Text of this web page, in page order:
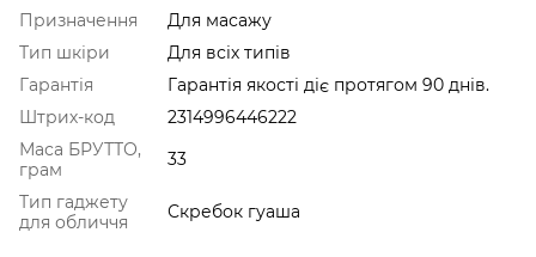
Призначення
Для масажу
Тип шкіри
Для всіх типів
Гарантія
Гарантія якості діє протягом 90 днів.
Штрих-код
2314996446222
Маса БРУТТО,
грам
33
Тип гаджету
для обличчя
Скребок гуаша